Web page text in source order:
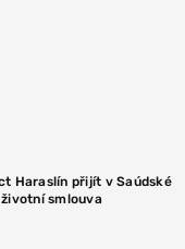
Haraslín přijít v Saúdské
smlouva